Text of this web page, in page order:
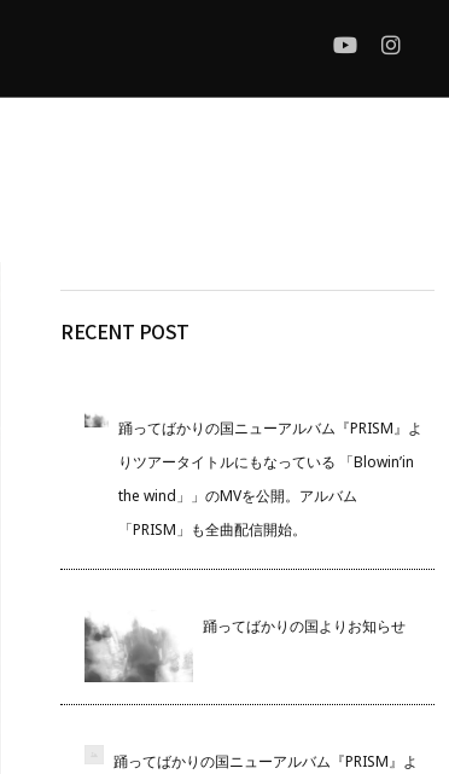
RECENT POST
踊ってばかりの国ニューアルバム『PRISM』よ
りツアータイトルにもなっている 「Blowin’in
the wind」」のMVを公開。アルバム
「PRISM」も全曲配信開始。
踊ってばかりの国よりお知らせ
踊ってばかりの国ニューアルバム『PRISM』よ